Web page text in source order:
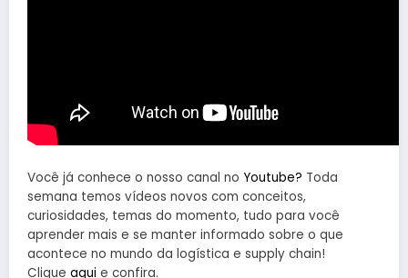
Você já conhece o nosso canal no Youtube? Toda
semana temos vídeos novos com conceitos,
curiosidades, temas do momento, tudo para você
aprender mais e se manter informado sobre o que
acontece no mundo da logística e supply chain!
Clique aqui e confira.